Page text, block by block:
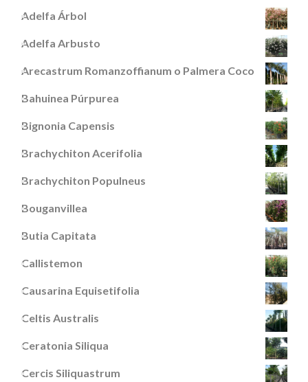
Adelfa Árbol
Adelfa Arbusto
Arecastrum Romanzoffianum o Palmera Coco
Bahuinea Púrpurea
Bignonia Capensis
Brachychiton Acerifolia
Brachychiton Populneus
Bouganvillea
Butia Capitata
Callistemon
Causarina Equisetifolia
Celtis Australis
Ceratonia Siliqua
Cercis Siliquastrum